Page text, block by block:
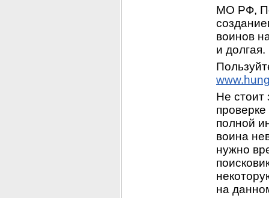
МО РФ,
воинов
и долгая.
Не стоит
полной
воина
нужно
на